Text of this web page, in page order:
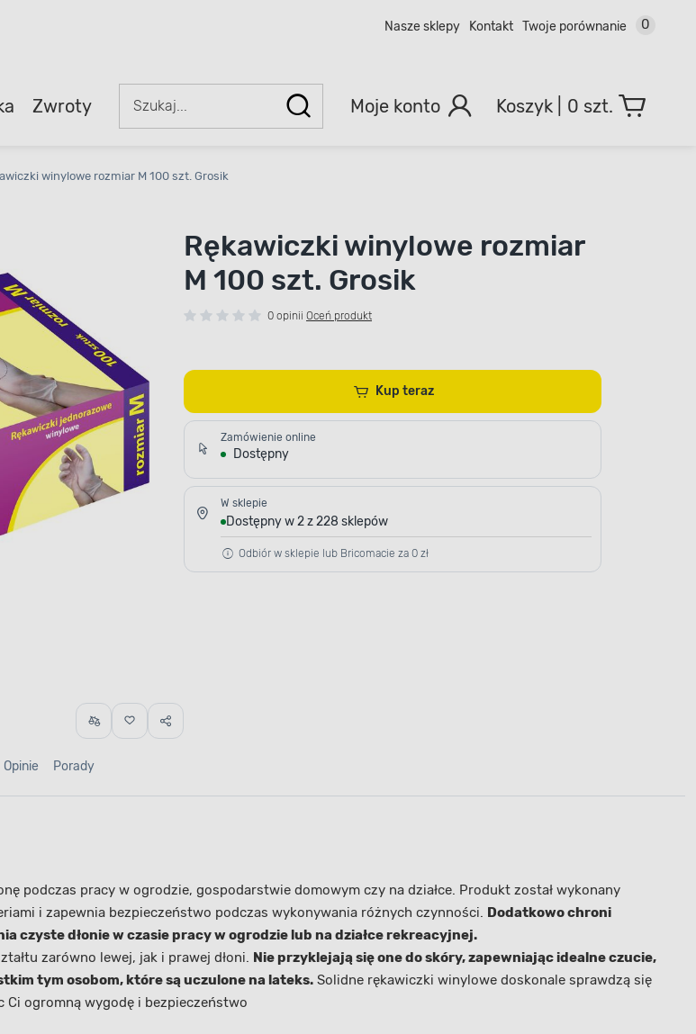
Nasze sklepy Kontakt Twoje porównanie 0
Zwroty Moje konto 0 szt.
winylowe rozmiar M 100 szt. Grosik
Rękawiczki winylowe rozmiar
M 100 szt. Grosik
0 opinii Oceń produkt
Kup teraz
Zamówienie online
Dostępny
W sklepie
Dostępny w 2 z 228 sklepów
Odbiór w sklepie lub Bricomacie za 0 zł
Opinie Porady
podczas pracy w ogrodzie, gospodarstwie domowym czy na działce. Produkt został wykonany
i zapewnia bezpieczeństwo podczas wykonywania różnych czynności. Dodatkowo chroni
czyste dłonie w czasie pracy w ogrodzie lub na działce rekreacyjnej.
zarówno lewej, jak i prawej dłoni. Nie przyklejają się one do skóry, zapewniając idealne czucie,
tym osobom, które są uczulone na lateks. Solidne rękawiczki winylowe doskonale sprawdzą się
Ci ogromną wygodę i bezpieczeństwo